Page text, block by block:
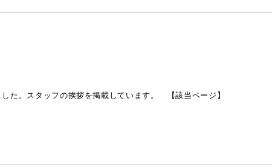
た。スタッフの挨拶を掲載しています。 【該当ページ】